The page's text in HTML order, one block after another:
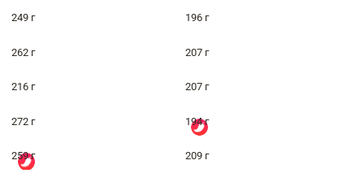
249 г 196 г
262 г 207 г
216 г 207 г
272 г 194 г
259 г 209 г